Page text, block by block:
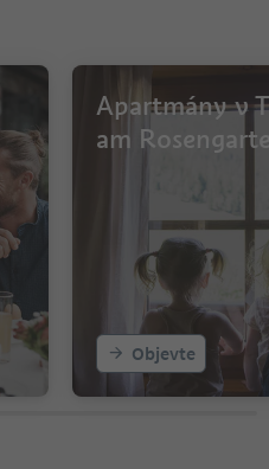
Apartmány v
am
Objevte